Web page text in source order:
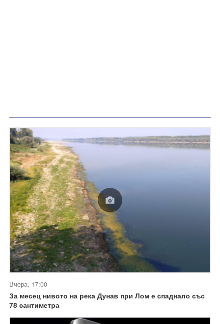
Вчера, 17:00
За месец нивото на река Дунав при Лом е спаднало със
78 сантиметра